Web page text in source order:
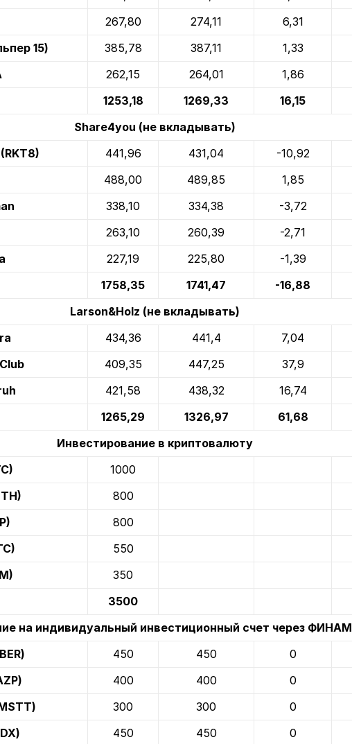
267,80 274,11 6,31
15)
385,78 387,11 1,33
262,15 264,01 1,86
1253,18 1269,33 16,15
Share4you (не вкладывать)
441,96 431,04 -10,92
488,00 489,85 1,85
338,10 334,38 -3,72
263,10 260,39 -2,71
227,19 225,80 -1,39
1758,35 1741,47 -16,88
Larson&Holz (не вкладывать)
434,36 441,4 7,04
409,35 447,25 37,9
421,58 438,32 16,74
1265,29 1326,97 61,68
Инвестирование в криптовалюту
1000
800
800
550
350
3500
на индивидуальный инвестиционный счет через ФИНАМ
450 450 0
400 400 0
300 300 0
450 450 0